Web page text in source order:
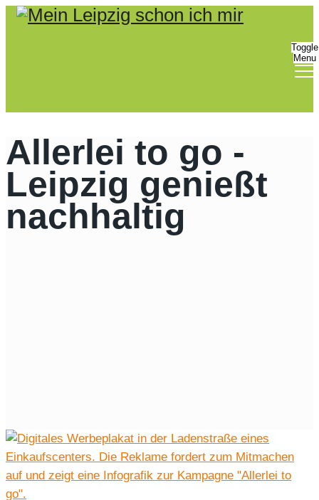
Bitte
beachten
Barrierefreiheitssystem.
Toggle
Menu
Allerlei to go -
Leipzig genießt
nachhaltig